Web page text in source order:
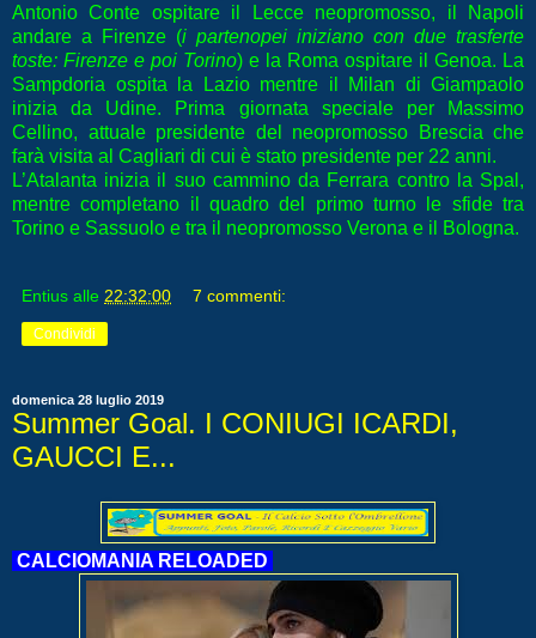
Antonio Conte ospitare il Lecce neopromosso, il Napoli
andare a Firenze (i partenopei iniziano con due trasferte
toste: Firenze e poi Torino) e la Roma ospitare il Genoa. La
Sampdoria ospita la Lazio mentre il Milan di Giampaolo
inizia da Udine. Prima giornata speciale per Massimo
Cellino, attuale presidente del neopromosso Brescia che
farà visita al Cagliari di cui è stato presidente per 22 anni.
L’Atalanta inizia il suo cammino da Ferrara contro la Spal,
mentre completano il quadro del primo turno le sfide tra
Torino e Sassuolo e tra il neopromosso Verona e il Bologna.
Entius alle 22:32:00 7 commenti:
Condividi
domenica 28 luglio 2019
Summer Goal. I CONIUGI ICARDI,
GAUCCI E...
CALCIOMANIA RELOADED